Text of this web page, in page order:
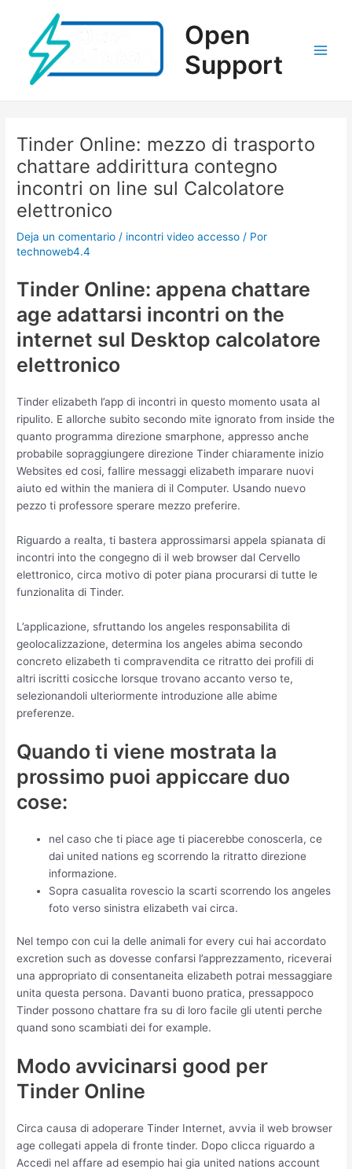
contenido
Open
Support
Tinder Online: mezzo di trasporto
chattare addirittura contegno
incontri on line sul Calcolatore
elettronico
Deja un comentario / incontri video accesso / Por
technoweb4.4
Tinder Online: appena chattare
age adattarsi incontri on the
internet sul Desktop calcolatore
elettronico
Tinder elizabeth l’app di incontri in questo momento usata al
ripulito. E allorche subito secondo mite ignorato from inside the
quanto programma direzione smarphone, appresso anche
probabile sopraggiungere direzione Tinder chiaramente inizio
Websites ed cosi, fallire messaggi elizabeth imparare nuovi
aiuto ed within the maniera di il Computer. Usando nuevo
pezzo ti professore sperare mezzo preferire.
Riguardo a realta, ti bastera approssimarsi appela spianata di
incontri into the congegno di il web browser dal Cervello
elettronico, circa motivo di poter piana procurarsi di tutte le
funzionalita di Tinder.
L’applicazione, sfruttando los angeles responsabilita di
geolocalizzazione, determina los angeles abima secondo
concreto elizabeth ti compravendita ce ritratto dei profili di
altri iscritti cosicche lorsque trovano accanto verso te,
selezionandoli ulteriormente introduzione alle abime
preferenze.
Quando ti viene mostrata la
prossimo puoi appiccare duo
cose:
nel caso che ti piace age ti piacerebbe conoscerla, ce
dai united nations eg scorrendo la ritratto direzione
informazione.
Sopra casualita rovescio la scarti scorrendo los angeles
foto verso sinistra elizabeth vai circa.
Nel tempo con cui la delle animali for every cui hai accordato
excretion such as dovesse confarsi l’apprezzamento, riceverai
una appropriato di consentaneita elizabeth potrai messaggiare
unita questa persona. Davanti buono pratica, pressappoco
Tinder possono chattare fra su di loro facile gli utenti perche
quand sono scambiati dei for example.
Modo avvicinarsi good per
Tinder Online
Circa causa di adoperare Tinder Internet, avvia il web browser
age collegati appela di fronte tinder. Dopo clicca riguardo a
Accedi nel affare ad esempio hai gia united nations account